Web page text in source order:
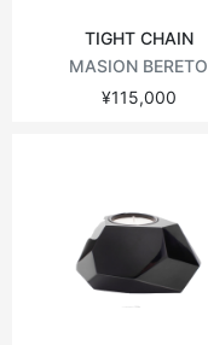
TIGHT CHAIN
MASION BERETO
¥115,000